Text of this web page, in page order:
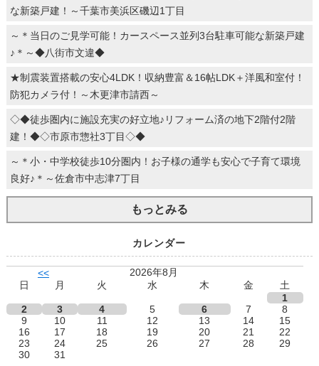
な新築戸建！～千葉市美浜区磯辺1丁目
～＊当日のご見学可能！カースペース並列3台駐車可能な新築戸建
♪＊～◆八街市文違◆
★制震装置搭載の安心4LDK！収納豊富＆16帖LDK＋洋風和室付！
防犯カメラ付！～木更津市請西～
◇◆徒歩圏内に施設充実の好立地♪リフォーム済の地下2階付2階
建！◆◇市原市惣社3丁目◇◆
～＊小・中学校徒歩10分圏内！お子様の通学も安心で子育て環境
良好♪＊～佐倉市中志津7丁目
もっとみる
カレンダー
<<
2026年8月
日
月 火 水 木 金
土
1
2
3 4 5 6 7
8
9
10 11 12 13 14
15
16
17 18 19 20 21
22
23
24 25 26 27 28
29
30
31